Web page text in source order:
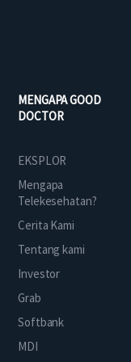
MENGAPA GOOD
DOCTOR
EKSPLOR
Mengapa
Telekesehatan?
Cerita Kami
Tentang kami
Investor
Grab
Softbank
MDI